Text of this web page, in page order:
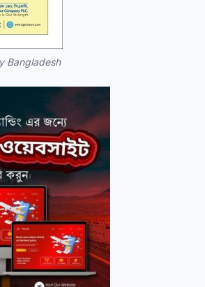
Bangladesh